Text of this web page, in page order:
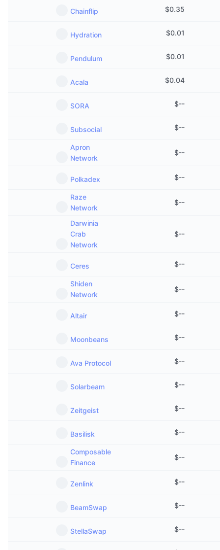
Chainflip $0.35
Hydration $0.01
Pendulum $0.01
Acala $0.04
SORA $--
Subsocial $--
Apron
Network
$--
Polkadex $--
Raze
Network
$--
Darwinia
Crab
Network
$--
Ceres $--
Shiden
Network
$--
Altair $--
Moonbeans $--
Ava Protocol $--
Solarbeam $--
Zeitgeist $--
Basilisk $--
Composable
Finance
$--
Zenlink $--
BeamSwap $--
StellaSwap $--